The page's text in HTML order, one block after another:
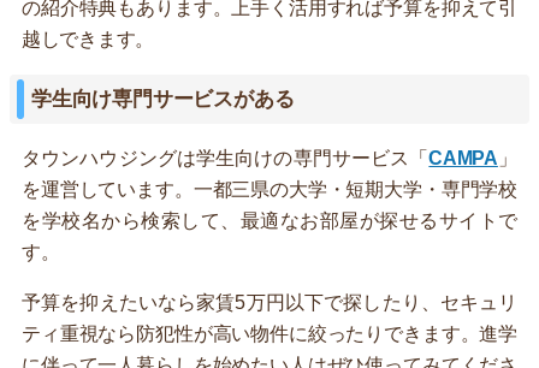
の紹介特典もあります。上手く活用すれば予算を抑えて引
越しできます。
学生向け専門サービスがある
タウンハウジングは学生向けの専門サービス「CAMPA 」
を運営しています。一都三県の大学・短期大学・専門学校
を学校名から検索して、最適なお部屋が探せるサイトで
す。
予算を抑えたいなら家賃5万円以下で探したり、セキュリ
ティ重視なら防犯性が高い物件に絞ったりできます。進学